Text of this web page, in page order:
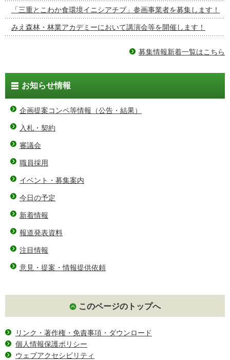
「三重とこわか食環境イニシアチブ」参画事業者を募集します！
みえ森林・林業アカデミーにおいて講演会等を開催します！
募集情報新着一覧はこちら
お知らせ情報
企画提案コンペ等情報（公告・結果）
入札・契約
審議会
職員採用
イベント・募集案内
今日の予定
新着情報
報道発表資料
注目情報
意見・提案・情報提供依頼
このページのトップへ
リンク・著作権・免責事項・ダウンロード
個人情報保護ポリシー
ウェブアクセシビリティ